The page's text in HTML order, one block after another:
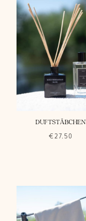
DUFTSTÄBCHEN
€ 27.50